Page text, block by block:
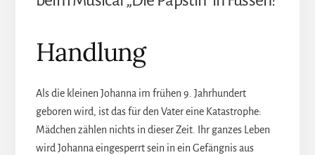
Handlung
Als die kleinen Johanna im frühen 9. Jahrhundert
geboren wird, ist das für den Vater eine Katastrophe:
Mädchen zählen nichts in dieser Zeit. Ihr ganzes Leben
wird Johanna eingesperrt sein in ein Gefängnis aus